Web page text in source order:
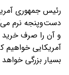
رئیس جمهوری
دست‌وپنجه نرم
و آن را صرف خرید
آمریکایی خواهیم
بسیار بزرگی